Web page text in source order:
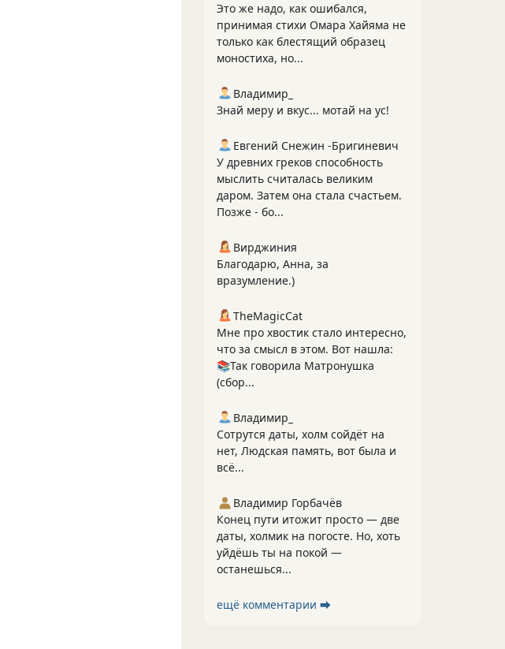
Это же надо, как ошибался,
принимая стихи Омара Хайяма не
только как блестящий образец
моностиха, но...
Владимир_
Знай меру и вкус... мотай на ус!
Евгений Снежин -Бригиневич
У древних греков способность
мыслить считалась великим
даром. Затем она стала счастьем.
Позже - бо...
Вирджиния
Благодарю, Анна, за
вразумление.)
TheMagicCat
Мне про хвостик стало интересно,
что за смысл в этом. Вот нашла:
📚Так говорила Матронушка
(сбор...
Владимир_
Сотрутся даты, холм сойдёт на
нет, Людская память, вот была и
всё...
Владимир Горбачёв
Конец пути итожит просто — две
даты, холмик на погосте. Но, хоть
уйдёшь ты на покой —
останешься...
ещё комментарии ⮕